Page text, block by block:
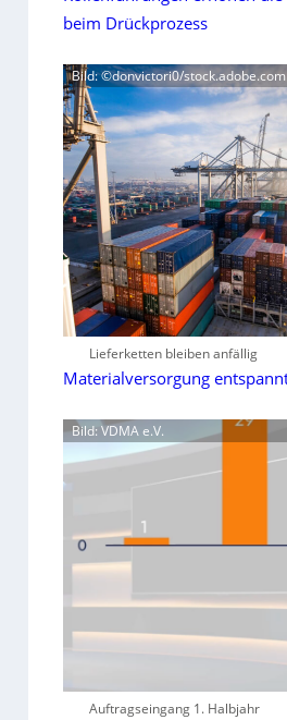
beim Drückprozess
Bild: ©donvictori0/stock.adobe.com
Lieferketten bleiben anfällig
Materialversorgung
Bild: VDMA e.V.
Auftragseingang 1. Halbjahr